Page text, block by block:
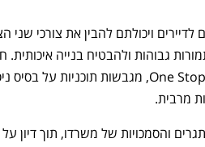
מרבית.